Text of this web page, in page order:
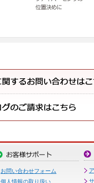
お問い合わせフォーム
個人情報の取り扱い